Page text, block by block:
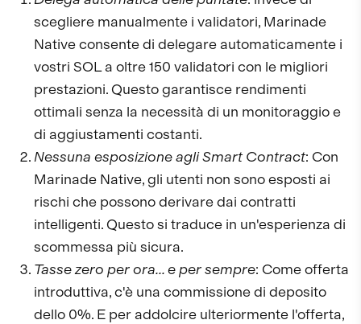
scegliere manualmente i validatori, Marinade
Native consente di delegare automaticamente i
vostri SOL a oltre 150 validatori con le migliori
prestazioni. Questo garantisce rendimenti
ottimali senza la necessità di un monitoraggio e
di aggiustamenti costanti.
Nessuna esposizione agli Smart Contract: Con
Marinade Native, gli utenti non sono esposti ai
rischi che possono derivare dai contratti
intelligenti. Questo si traduce in un'esperienza di
scommessa più sicura.
Tasse zero per ora... e per sempre: Come offerta
introduttiva, c'è una commissione di deposito
dello 0%. E per addolcire ulteriormente l'offerta,